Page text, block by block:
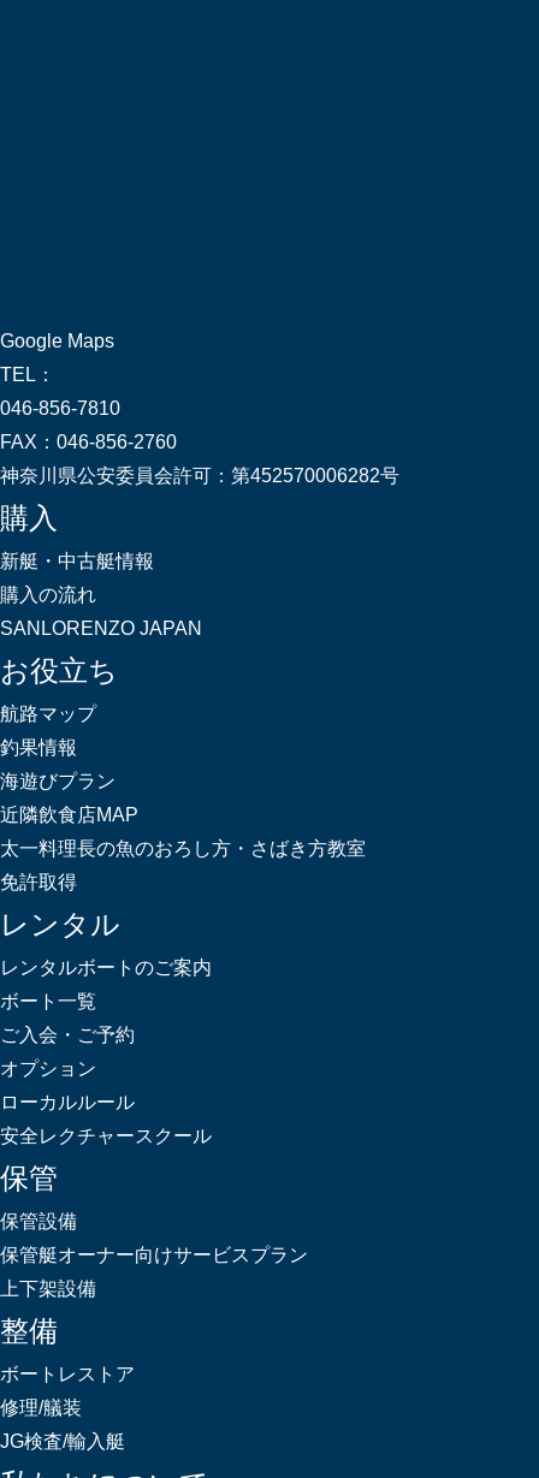
Google Maps
TEL：
046-856-7810
FAX： 046-856-2760
神奈川県公安委員会許可： 第452570006282号
購入
新艇・中古艇情報
購入の流れ
SANLORENZO JAPAN
お役立ち
航路マップ
釣果情報
海遊びプラン
近隣飲食店MAP
太一料理長の魚のおろし方・さばき方教室
免許取得
レンタル
レンタルボートのご案内
ボート一覧
ご入会・ご予約
オプション
ローカルルール
安全レクチャースクール
保管
保管設備
保管艇オーナー向けサービスプラン
上下架設備
整備
ボートレストア
修理/艤装
JG検査/輸入艇